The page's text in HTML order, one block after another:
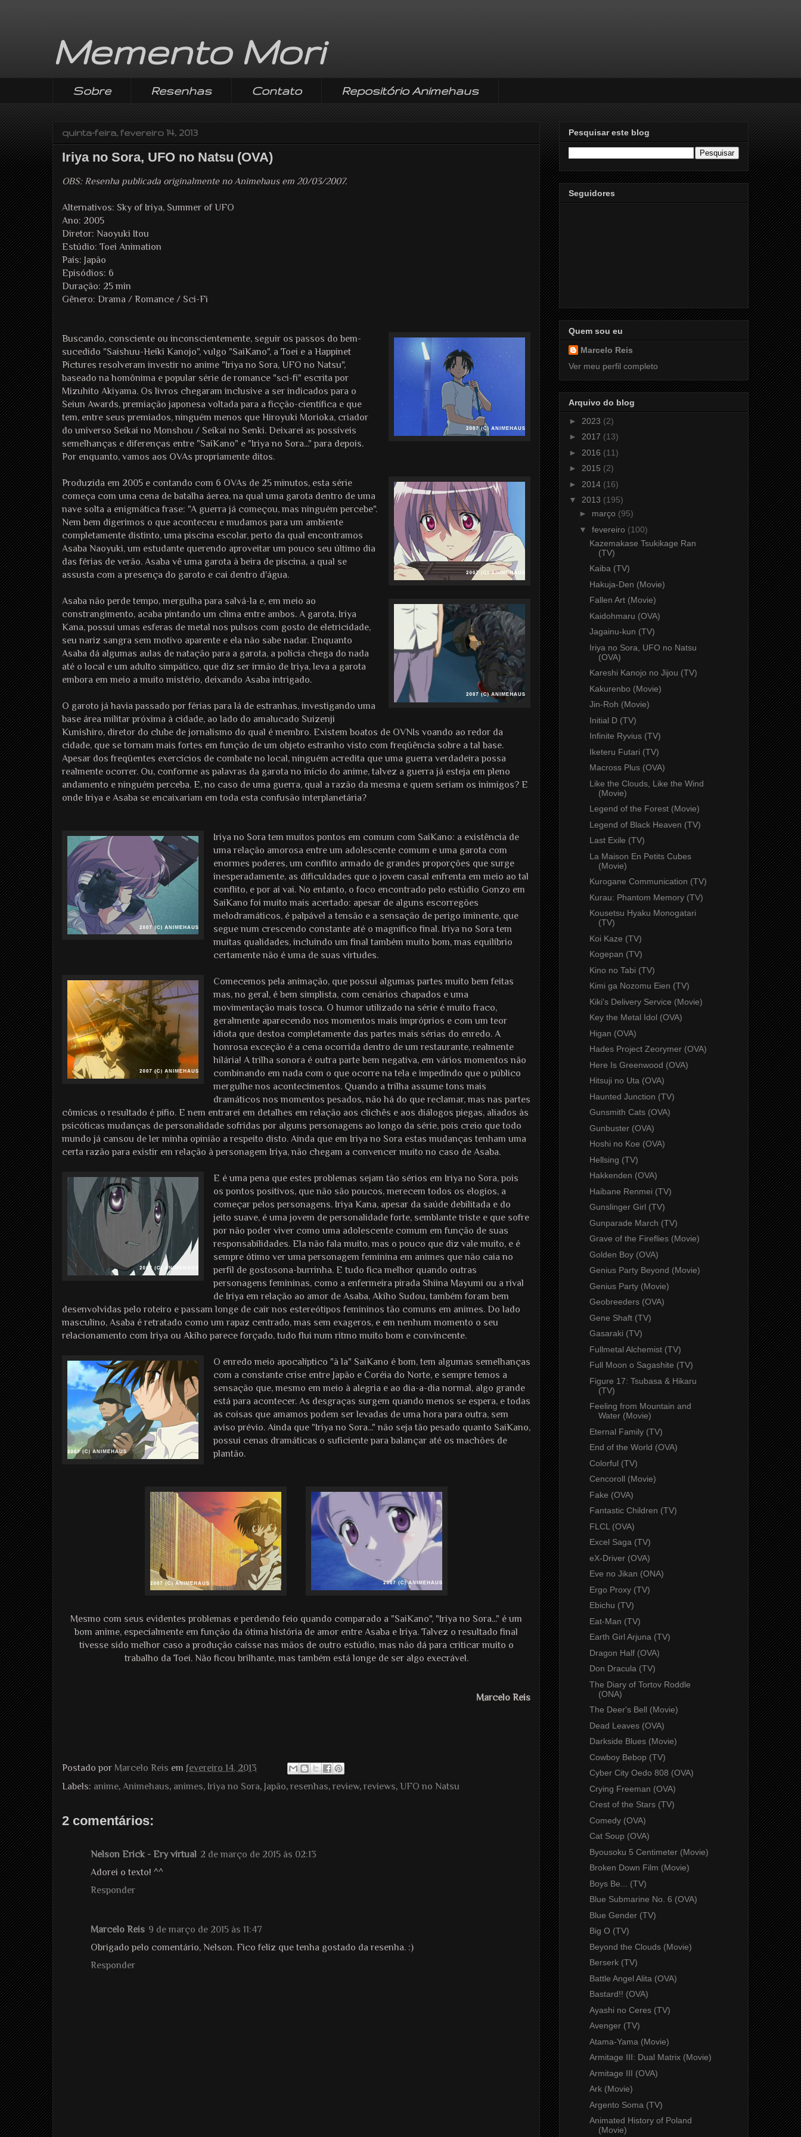
Memento Mori
Sobre Resenhas Contato Repositório Animehaus
quinta-feira, fevereiro 14, 2013
Iriya no Sora, UFO no Natsu (OVA)
OBS: Resenha publicada originalmente no Animehaus em 20/03/2007.
Alternativos: Sky of Iriya, Summer of UFO
Ano: 2005
Diretor: Naoyuki Itou
Estúdio: Toei Animation
País: Japão
Episódios: 6
Duração: 25 min
Gênero: Drama / Romance / Sci-Fi
Buscando, consciente ou inconscientemente, seguir os passos do bem-
sucedido "Saishuu-Heiki Kanojo", vulgo "SaiKano", a Toei e a Happinet
Pictures resolveram investir no anime "Iriya no Sora, UFO no Natsu",
baseado na homônima e popular série de romance "sci-fi" escrita por
Mizuhito Akiyama. Os livros chegaram inclusive a ser indicados para o
Seiun Awards, premiação japonesa voltada para a ficção-científica e que
tem, entre seus premiados, ninguém menos que Hiroyuki Morioka, criador
do universo Seikai no Monshou / Seikai no Senki. Deixarei as possíveis
semelhanças e diferenças entre "SaiKano" e "Iriya no Sora..." para depois.
Por enquanto, vamos aos OVAs propriamente ditos.
Produzida em 2005 e contando com 6 OVAs de 25 minutos, esta série
começa com uma cena de batalha áerea, na qual uma garota dentro de uma
nave solta a enigmática frase: "A guerra já começou, mas ninguém percebe".
Nem bem digerimos o que aconteceu e mudamos para um ambiente
completamente distinto, uma piscina escolar, perto da qual encontramos
Asaba Naoyuki, um estudante querendo aproveitar um pouco seu último dia
das férias de verão. Asaba vê uma garota à beira de piscina, a qual se
assusta com a presença do garoto e cai dentro d'água.
Asaba não perde tempo, mergulha para salvá-la e, em meio ao
constrangimento, acaba pintando um clima entre ambos. A garota, Iriya
Kana, possui umas esferas de metal nos pulsos com gosto de eletricidade,
seu nariz sangra sem motivo aparente e ela não sabe nadar. Enquanto
Asaba dá algumas aulas de natação para a garota, a polícia chega do nada
até o local e um adulto simpático, que diz ser irmão de Iriya, leva a garota
embora em meio a muito mistério, deixando Asaba intrigado.
O garoto já havia passado por férias para lá de estranhas, investigando uma
base área militar próxima à cidade, ao lado do amalucado Suizenji
Kunishiro, diretor do clube de jornalismo do qual é membro. Existem boatos de OVNIs voando ao redor da
cidade, que se tornam mais fortes em função de um objeto estranho visto com freqüência sobre a tal base.
Apesar dos freqüentes exercícios de combate no local, ninguém acredita que uma guerra verdadeira possa
realmente ocorrer. Ou, conforme as palavras da garota no início do anime, talvez a guerra já esteja em pleno
andamento e ninguém perceba. E, no caso de uma guerra, qual a razão da mesma e quem seriam os inimigos? E
onde Iriya e Asaba se encaixariam em toda esta confusão interplanetária?
Iriya no Sora tem muitos pontos em comum com SaiKano: a existência de
uma relação amorosa entre um adolescente comum e uma garota com
enormes poderes, um conflito armado de grandes proporções que surge
inesperadamente, as dificuldades que o jovem casal enfrenta em meio ao tal
conflito, e por aí vai. No entanto, o foco encontrado pelo estúdio Gonzo em
SaiKano foi muito mais acertado: apesar de alguns escorregões
melodramáticos, é palpável a tensão e a sensação de perigo iminente, que
segue num crescendo constante até o magnífico final. Iriya no Sora tem
muitas qualidades, incluindo um final também muito bom, mas equilíbrio
certamente não é uma de suas virtudes.
Comecemos pela animação, que possui algumas partes muito bem feitas
mas, no geral, é bem simplista, com cenários chapados e uma
movimentação mais tosca. O humor utilizado na série é muito fraco,
geralmente aparecendo nos momentos mais impróprios e com um teor
idiota que destoa completamente das partes mais sérias do enredo. A
honrosa exceção é a cena ocorrida dentro de um restaurante, realmente
hilária! A trilha sonora é outra parte bem negativa, em vários momentos não
combinando em nada com o que ocorre na tela e impedindo que o público
mergulhe nos acontecimentos. Quando a trilha assume tons mais
dramáticos nos momentos pesados, não há do que reclamar, mas nas partes
cômicas o resultado é pífio. E nem entrarei em detalhes em relação aos clichês e aos diálogos piegas, aliados às
psicóticas mudanças de personalidade sofridas por alguns personagens ao longo da série, pois creio que todo
mundo já cansou de ler minha opinião a respeito disto. Ainda que em Iriya no Sora estas mudanças tenham uma
certa razão para existir em relação à personagem Iriya, não chegam a convencer muito no caso de Asaba.
E é uma pena que estes problemas sejam tão sérios em Iriya no Sora, pois
os pontos positivos, que não são poucos, merecem todos os elogios, a
começar pelos personagens. Iriya Kana, apesar da saúde debilitada e do
jeito suave, é uma jovem de personalidade forte, semblante triste e que sofre
por não poder viver como uma adolescente comum em função de suas
responsabilidades. Ela não fala muito, mas o pouco que diz vale muito, e é
sempre ótimo ver uma personagem feminina em animes que não caia no
perfil de gostosona-burrinha. E tudo fica melhor quando outras
personagens femininas, como a enfermeira pirada Shiina Mayumi ou a rival
de Iriya em relação ao amor de Asaba, Akiho Sudou, também foram bem
desenvolvidas pelo roteiro e passam longe de cair nos estereótipos femininos tão comuns em animes. Do lado
masculino, Asaba é retratado como um rapaz centrado, mas sem exageros, e em nenhum momento o seu
relacionamento com Iriya ou Akiho parece forçado, tudo flui num ritmo muito bom e convincente.
O enredo meio apocalíptico "à la" SaiKano é bom, tem algumas semelhanças
com a constante crise entre Japão e Coréia do Norte, e sempre temos a
sensação que, mesmo em meio à alegria e ao dia-a-dia normal, algo grande
está para acontecer. As desgraças surgem quando menos se espera, e todas
as coisas que amamos podem ser levadas de uma hora para outra, sem
aviso prévio. Ainda que "Iriya no Sora..." não seja tão pesado quanto SaiKano,
possui cenas dramáticas o suficiente para balançar até os machões de
plantão.
Mesmo com seus evidentes problemas e perdendo feio quando comparado a "SaiKano", "Iriya no Sora..." é um
bom anime, especialmente em função da ótima história de amor entre Asaba e Iriya. Talvez o resultado final
tivesse sido melhor caso a produção caísse nas mãos de outro estúdio, mas não dá para criticar muito o
trabalho da Toei. Não ficou brilhante, mas também está longe de ser algo execrável.
Marcelo Reis
Postado por Marcelo Reis em fevereiro 14, 2013
Labels: anime, Animehaus, animes, Iriya no Sora, Japão,resenhas,review,reviews, UFO no Natsu
2 comentários:
Nelson Erick - Ery virtual 2 de março de 2015 às 02:13
Adorei o texto! ^^
Responder
Marcelo Reis 9 de março de 2015 às 11:47
Obrigado pelo comentário, Nelson. Fico feliz que tenha gostado da resenha. :)
Responder
Pesquisar este blog
Seguidores
Quem sou eu
Marcelo Reis
Ver meu perfil completo
Arquivo do blog
► 2023 (2)
► 2017 (13)
► 2016 (11)
► 2015 (2)
► 2014 (16)
▼ 2013 (195)
► março (95)
▼ fevereiro (100)
Kazemakase Tsukikage Ran
(TV)
Kaiba (TV)
Hakuja-Den (Movie)
Fallen Art (Movie)
Kaidohmaru (OVA)
Jagainu-kun (TV)
Iriya no Sora, UFO no Natsu
(OVA)
Kareshi Kanojo no Jijou (TV)
Kakurenbo (Movie)
Jin-Roh (Movie)
Initial D (TV)
Infinite Ryvius (TV)
Iketeru Futari (TV)
Macross Plus (OVA)
Like the Clouds, Like the Wind
(Movie)
Legend of the Forest (Movie)
Legend of Black Heaven (TV)
Last Exile (TV)
La Maison En Petits Cubes
(Movie)
Kurogane Communication (TV)
Kurau: Phantom Memory (TV)
Kousetsu Hyaku Monogatari
(TV)
Koi Kaze (TV)
Kogepan (TV)
Kino no Tabi (TV)
Kimi ga Nozomu Eien (TV)
Kiki's Delivery Service (Movie)
Key the Metal Idol (OVA)
Higan (OVA)
Hades Project Zeorymer (OVA)
Here Is Greenwood (OVA)
Hitsuji no Uta (OVA)
Haunted Junction (TV)
Gunsmith Cats (OVA)
Gunbuster (OVA)
Hoshi no Koe (OVA)
Hellsing (TV)
Hakkenden (OVA)
Haibane Renmei (TV)
Gunslinger Girl (TV)
Gunparade March (TV)
Grave of the Fireflies (Movie)
Golden Boy (OVA)
Genius Party Beyond (Movie)
Genius Party (Movie)
Geobreeders (OVA)
Gene Shaft (TV)
Gasaraki (TV)
Fullmetal Alchemist (TV)
Full Moon o Sagashite (TV)
Figure 17: Tsubasa & Hikaru
(TV)
Feeling from Mountain and
Water (Movie)
Eternal Family (TV)
End of the World (OVA)
Colorful (TV)
Cencoroll (Movie)
Fake (OVA)
Fantastic Children (TV)
FLCL (OVA)
Excel Saga (TV)
eX-Driver (OVA)
Eve no Jikan (ONA)
Ergo Proxy (TV)
Ebichu (TV)
Eat-Man (TV)
Earth Girl Arjuna (TV)
Dragon Half (OVA)
Don Dracula (TV)
The Diary of Tortov Roddle
(ONA)
The Deer's Bell (Movie)
Dead Leaves (OVA)
Darkside Blues (Movie)
Cowboy Bebop (TV)
Cyber City Oedo 808 (OVA)
Crying Freeman (OVA)
Crest of the Stars (TV)
Comedy (OVA)
Cat Soup (OVA)
Byousoku 5 Centimeter (Movie)
Broken Down Film (Movie)
Boys Be... (TV)
Blue Submarine No. 6 (OVA)
Blue Gender (TV)
Big O (TV)
Beyond the Clouds (Movie)
Berserk (TV)
Battle Angel Alita (OVA)
Bastard!! (OVA)
Ayashi no Ceres (TV)
Avenger (TV)
Atama-Yama (Movie)
Armitage III: Dual Matrix (Movie)
Armitage III (OVA)
Ark (Movie)
Argento Soma (TV)
Animated History of Poland
(Movie)